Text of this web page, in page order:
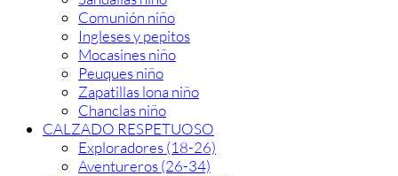
Comunión niño
Ingleses y pepitos
Mocasines niño
Peuques niño
Zapatillas lona niño
Chanclas niño
CALZADO RESPETUOSO
Exploradores (18-26)
Aventureros (26-34)